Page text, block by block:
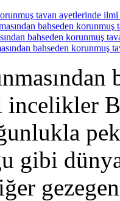
tavan ayetlerinde
bahseden
bahseden korunmuş
bahseden korunmuş
gibi